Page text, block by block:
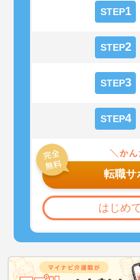
STEP1
STEP2
STEP3
STEP4
転職サ
はじめ